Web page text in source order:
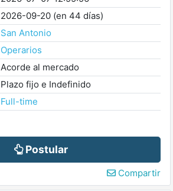
2026-09-20 (en 44 días)
San Antonio
Operarios
Acorde al mercado
Plazo fijo e Indefinido
Full-time
Postular
Compartir